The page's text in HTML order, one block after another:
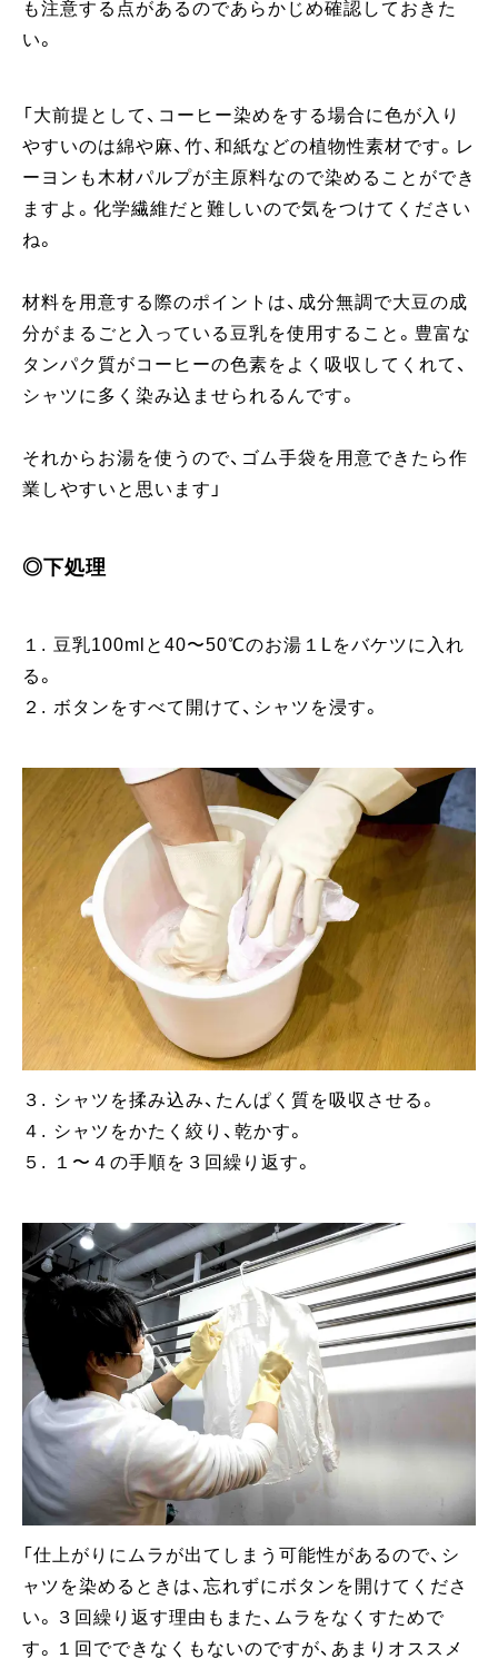
も注意する点があるのであらかじめ確認しておきた
い。
「大前提として、コーヒー染めをする場合に色が入り
やすいのは綿や麻、竹、和紙などの植物性素材です。レ
ーヨンも木材パルプが主原料なので染めることができ
ますよ。化学繊維だと難しいので気をつけてください
ね。
材料を用意する際のポイントは、成分無調で大豆の成
分がまるごと入っている豆乳を使用すること。豊富な
タンパク質がコーヒーの色素をよく吸収してくれて、
シャツに多く染み込ませられるんです。
それからお湯を使うので、ゴム手袋を用意できたら作
業しやすいと思います」
◎下処理
１. 豆乳100mlと40〜50℃のお湯１Lをバケツに入れ
る。
２. ボタンをすべて開けて、シャツを浸す。
３. シャツを揉み込み、たんぱく質を吸収させる。
４. シャツをかたく絞り、乾かす。
５. １〜４の手順を３回繰り返す。
「仕上がりにムラが出てしまう可能性があるので、シ
ャツを染めるときは、忘れずにボタンを開けてくださ
い。３回繰り返す理由もまた、ムラをなくすためで
す。１回でできなくもないのですが、あまりオススメ